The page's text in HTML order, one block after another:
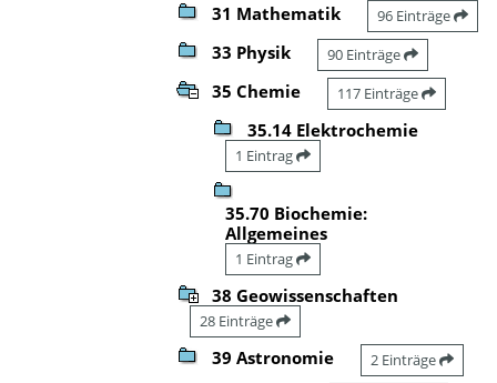
31 Mathematik 96 Einträge
33 Physik 90 Einträge
35 Chemie 117 Einträge
35.14 Elektrochemie
1 Eintrag
35.70 Biochemie:
Allgemeines
1 Eintrag
38 Geowissenschaften
28 Einträge
39 Astronomie 2 Einträge